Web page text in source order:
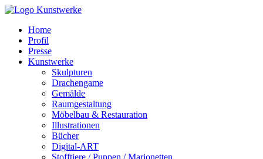
Home
Profil
Presse
Kunstwerke
Skulpturen
Drachengame
Gemälde
Raumgestaltung
Möbelbau & Restauration
Illustrationen
Bücher
Digital-ART
Stofftiere / Puppen / Marionetten